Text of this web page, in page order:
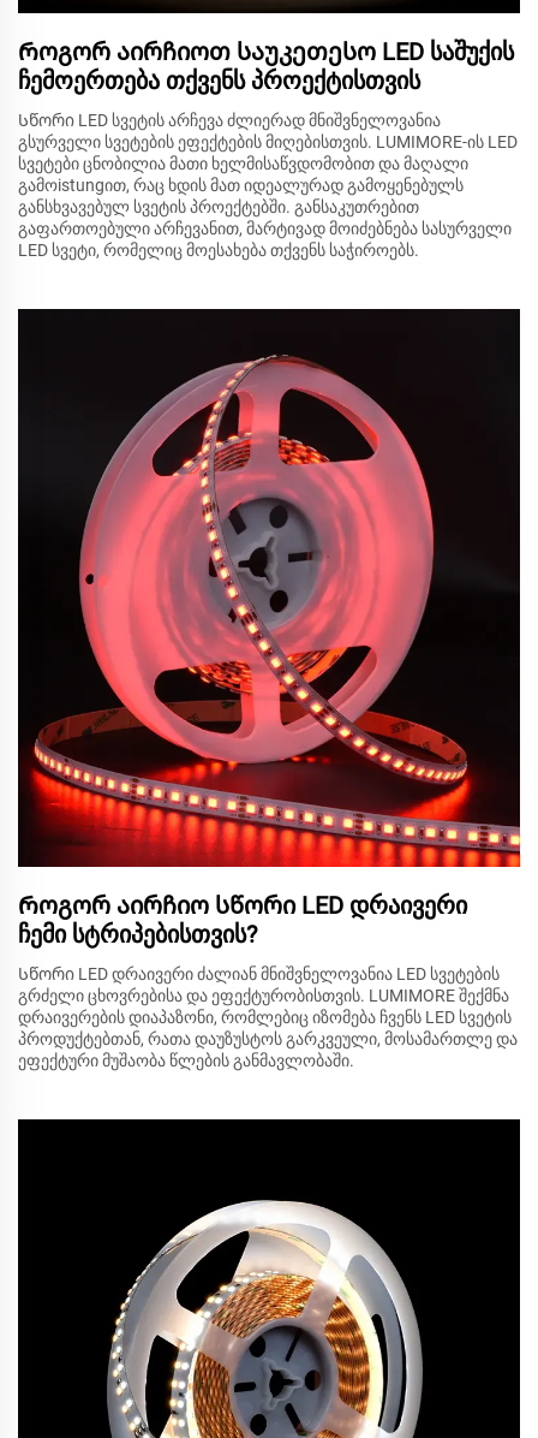
Როგორ აირჩიოთ საუკეთესო LED საშუქის
ჩემოერთება თქვენს პროექტისთვის
Სწორი LED სვეტის არჩევა ძლიერად მნიშვნელოვანია
გსურველი სვეტების ეფექტების მიღებისთვის. LUMIMORE-ის LED
სვეტები ცნობილია მათი ხელმისაწვდომობით და მაღალი
გამოistungით, რაც ხდის მათ იდეალურად გამოყენებულს
განსხვავებულ სვეტის პროექტებში. განსაკუთრებით
გაფართოებული არჩევანით, მარტივად მოიძებნება სასურველი
LED სვეტი, რომელიც მოესახება თქვენს საჭიროებს.
Როგორ აირჩიო სწორი LED დრაივერი
ჩემი სტრიპებისთვის?
Სწორი LED დრაივერი ძალიან მნიშვნელოვანია LED სვეტების
გრძელი ცხოვრებისა და ეფექტურობისთვის. LUMIMORE შექმნა
დრაივერების დიაპაზონი, რომლებიც იზომება ჩვენს LED სვეტის
პროდუქტებთან, რათა დაუზუსტოს გარკვეული, მოსამართლე და
ეფექტური მუშაობა წლების განმავლობაში.